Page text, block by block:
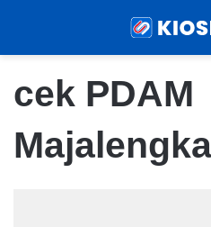
cek PDAM